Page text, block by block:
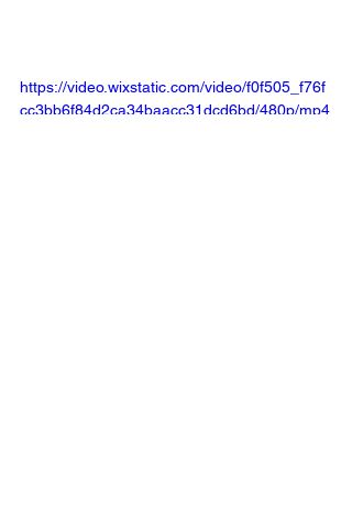
https://video.wixstatic.com/video/f0f505_f76f
cc3bb6f84d2ca34baacc31dcd6bd/480p/mp4